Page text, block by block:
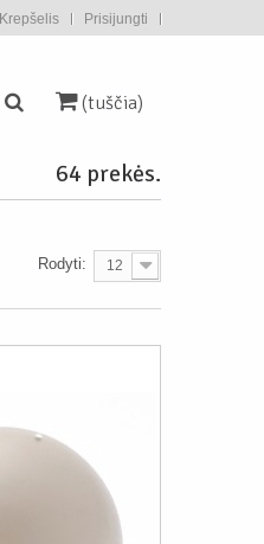
Krepšelis Prisijungti
(tuščia)
64 prekės.
Rodyti: 12